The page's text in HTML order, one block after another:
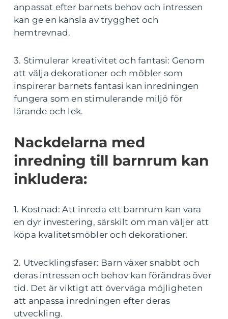
anpassat efter barnets behov och intressen
kan ge en känsla av trygghet och
hemtrevnad.
3. Stimulerar kreativitet och fantasi: Genom
att välja dekorationer och möbler som
inspirerar barnets fantasi kan inredningen
fungera som en stimulerande miljö för
lärande och lek.
Nackdelarna med
inredning till barnrum kan
inkludera:
1. Kostnad: Att inreda ett barnrum kan vara
en dyr investering, särskilt om man väljer att
köpa kvalitetsmöbler och dekorationer.
2. Utvecklingsfaser: Barn växer snabbt och
deras intressen och behov kan förändras över
tid. Det är viktigt att överväga möjligheten
att anpassa inredningen efter deras
utveckling.